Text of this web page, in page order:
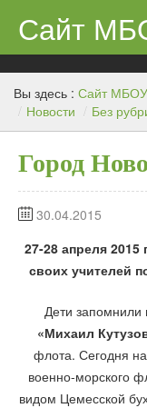
Сведения об
ЕГЭ-11 и ГИА
Ученикам
Центр «Точка роста»
Вы здесь : Сайт
/ Новости / Без
Город
30.04.2015
27-28 апреля
своих учителей
Дети запомнили
«Михаил
флота. Сегодня
военно-морского
видом Цемесской